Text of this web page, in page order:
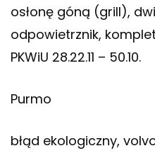
osłonę góną (grill),
odpowietrznik,
PKWiU 28.22.11 – 50.10.
Purmo
błąd ekologiczny,